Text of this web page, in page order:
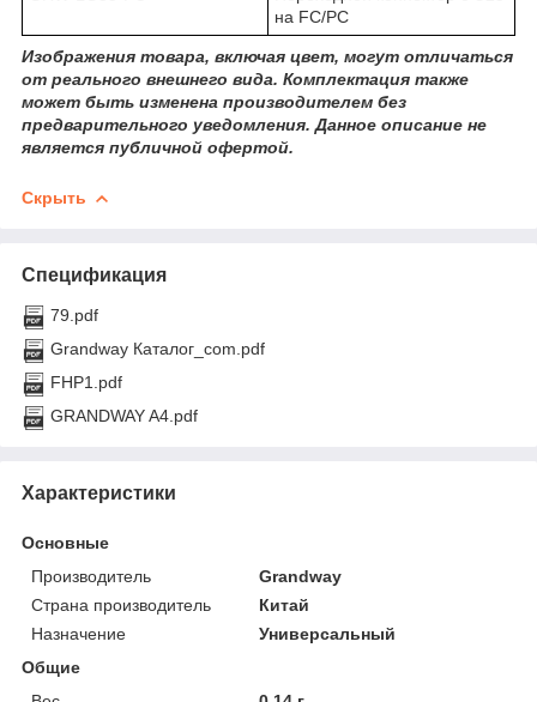
на FC/PC
Изображения товара, включая цвет, могут отличаться
от реального внешнего вида. Комплектация также
может быть изменена производителем без
предварительного уведомления. Данное описание не
является публичной офертой.
Скрыть
Спецификация
79.pdf
Grandway Каталог_com.pdf
FHP1.pdf
GRANDWAY A4.pdf
Характеристики
Основные
Производитель
Grandway
Страна производитель
Китай
Назначение
Универсальный
Общие